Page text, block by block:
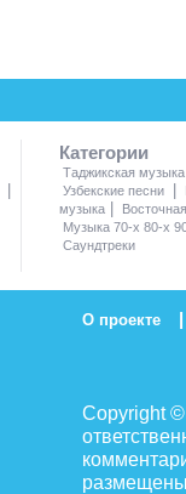
|
Категории
Таджикская музыка
Узбекские песни
|
музыка |
Музыка 70-х 80-х
Саундтреки
О проекте |
Copyright
размещены